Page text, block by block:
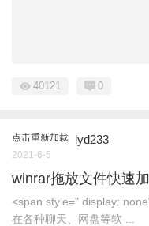
40121 0
点击重新加载 lyd233
2021-6-5
winrar拖放文件快速
<span style=" display:
在各种聊天、网盘等软 ...